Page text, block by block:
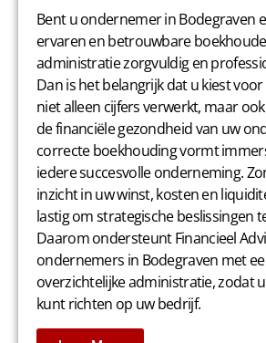
Bent u ondernemer in Bodegraven
ervaren en betrouwbare
administratie zorgvuldig en
Dan is het belangrijk dat u kiest
niet alleen cijfers verwerkt, maar
de financiële gezondheid van uw
correcte boekhouding vormt
iedere succesvolle onderneming.
inzicht in uw winst, kosten en
lastig om strategische beslissingen
Daarom ondersteunt Financieel
ondernemers in Bodegraven met
overzichtelijke administratie, zodat
kunt richten op uw bedrijf.